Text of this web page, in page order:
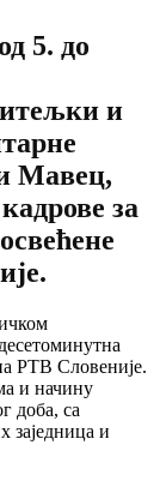
5. до
и
Мавец,
за
РТВ Словеније.
и начину
доба, са
заједница и